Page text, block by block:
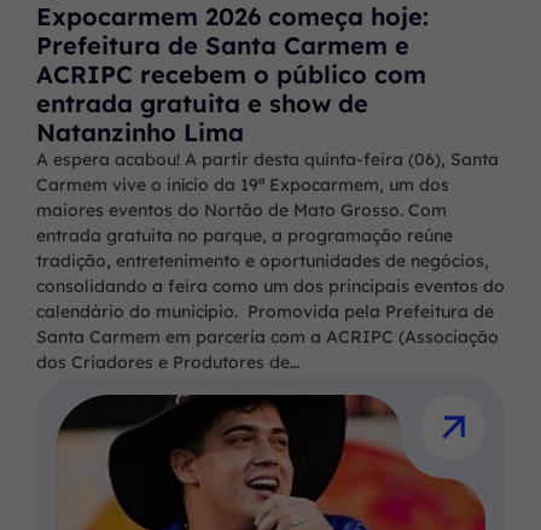
Expocarmem 2026 começa hoje:
Prefeitura de Santa Carmem e
ACRIPC recebem o público com
entrada gratuita e show de
Natanzinho Lima
A espera acabou! A partir desta quinta-feira (06), Santa
Carmem vive o início da 19ª Expocarmem, um dos
maiores eventos do Nortão de Mato Grosso. Com
entrada gratuita no parque, a programação reúne
tradição, entretenimento e oportunidades de negócios,
consolidando a feira como um dos principais eventos do
calendário do município. Promovida pela Prefeitura de
Santa Carmem em parceria com a ACRIPC (Associação
dos Criadores e Produtores de…